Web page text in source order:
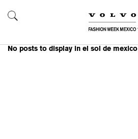
No posts to display in el sol de mexico